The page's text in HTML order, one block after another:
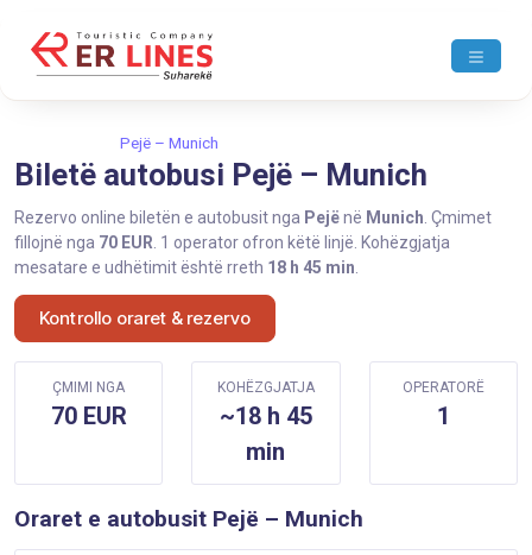
Pejë – Munich
Biletë autobusi Pejë – Munich
Rezervo online biletën e autobusit nga Pejënë Munich . Çmimet
fillojnë nga 70 EUR . 1 operator ofron këtë linjë. Kohëzgjatja
mesatare e udhëtimit është rreth 18 h 45 min
Kontrollo oraret & rezervo
ÇMIMI NGA
70 EUR
KOHËZGJATJA
~18 h 45
min
OPERATORË
1
Oraret e autobusit Pejë – Munich